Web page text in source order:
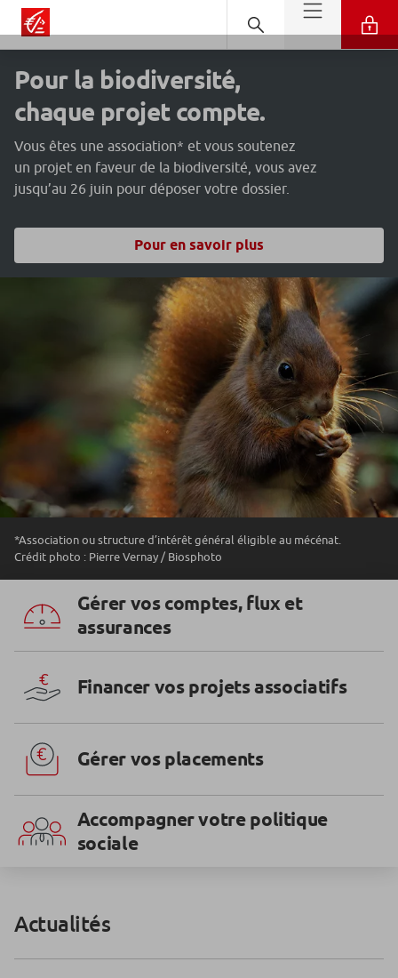
Pour la biodiversité,
chaque projet compte.
Vous êtes une association* et vous soutenez
un projet en faveur de la biodiversité, vous avez
jusqu’au 26 juin pour déposer votre dossier.
Pour en savoir plus
*Association ou structure d’intérêt général éligible au mécénat.
Crédit photo : Pierre Vernay / Biosphoto
Gérer vos comptes, flux et
assurances
Financer vos projets associatifs
Gérer vos placements
Accompagner votre politique
sociale
Actualités